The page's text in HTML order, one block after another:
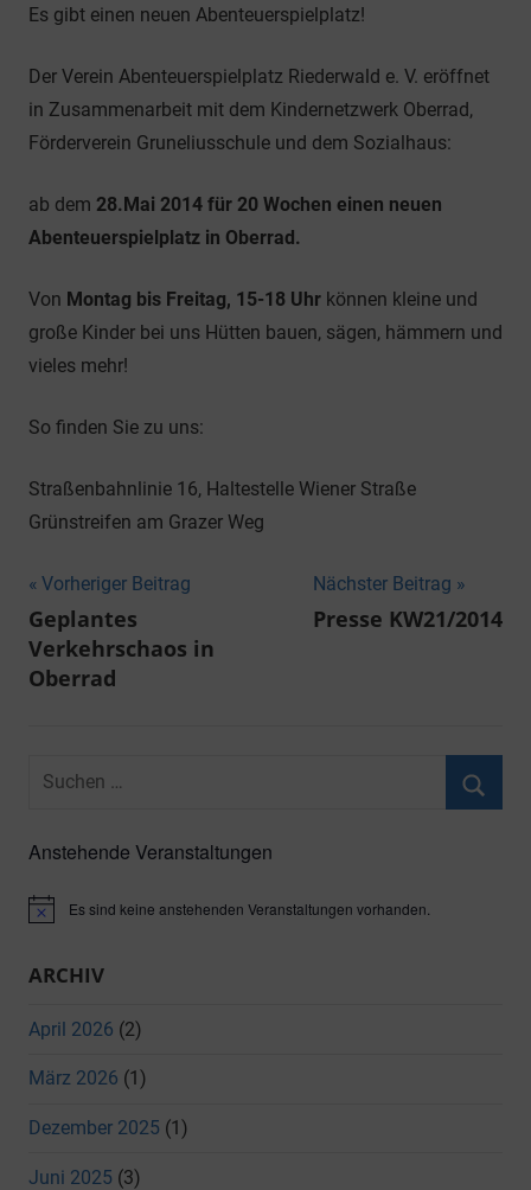
Es gibt einen neuen Abenteuerspielplatz!
Der Verein Abenteuerspielplatz Riederwald e. V. eröffnet
in Zusammenarbeit mit dem Kindernetzwerk Oberrad,
Förderverein Gruneliusschule und dem Sozialhaus:
ab dem 28.Mai 2014 für 20 Wochen einen neuen
Abenteuerspielplatz in Oberrad.
Von Montag bis Freitag, 15-18 Uhr können kleine und
große Kinder bei uns Hütten bauen, sägen, hämmern und
vieles mehr!
So finden Sie zu uns:
Straßenbahnlinie 16, Haltestelle Wiener Straße
Grünstreifen am Grazer Weg
Beitragsnavigation
Vorheriger Beitrag
Geplantes
Verkehrschaos in
Oberrad
Nächster Beitrag
Presse KW21/2014
Suchen
Anstehende Veranstaltungen
HinweisEs sind keine anstehenden Veranstaltungen vorhanden.
ARCHIV
April 2026 (2)
März 2026 (1)
Dezember 2025 (1)
Juni 2025 (3)